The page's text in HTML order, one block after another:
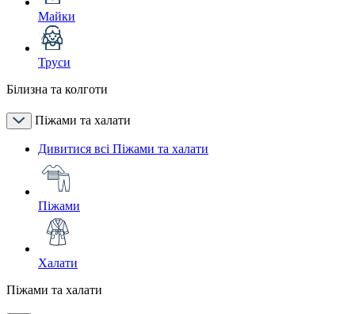
Майки
Труси
Білизна та колготи
Піжами та халати
Дивитися всі Піжами та халати
Піжами
Халати
Піжами та халати